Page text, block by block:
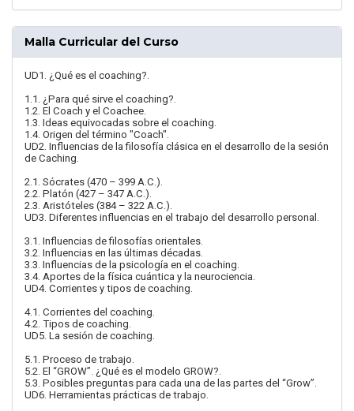
Malla Curricular del Curso
UD1. ¿Qué es el coaching?.
1.1. ¿Para qué sirve el coaching?.
1.2. El Coach y el Coachee.
1.3. Ideas equivocadas sobre el coaching.
1.4. Origen del término "Coach".
UD2. Influencias de la filosofía clásica en el desarrollo de la sesión
de Caching.
2.1. Sócrates (470 – 399 A.C.).
2.2. Platón (427 – 347 A.C.).
2.3. Aristóteles (384 – 322 A.C.).
UD3. Diferentes influencias en el trabajo del desarrollo personal.
3.1. Influencias de filosofías orientales.
3.2. Influencias en las últimas décadas.
3.3. Influencias de la psicología en el coaching.
3.4. Aportes de la física cuántica y la neurociencia.
UD4. Corrientes y tipos de coaching.
4.1. Corrientes del coaching.
4.2. Tipos de coaching.
UD5. La sesión de coaching.
5.1. Proceso de trabajo.
5.2. El “GROW”. ¿Qué es el modelo GROW?.
5.3. Posibles preguntas para cada una de las partes del “Grow”.
UD6. Herramientas prácticas de trabajo.